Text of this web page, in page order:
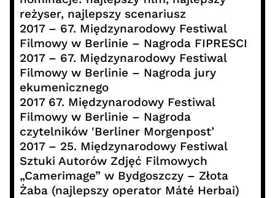
reżyser, najlepszy scenariusz
2017 – 67. Międzynarodowy Festiwal
Filmowy w Berlinie – Nagroda FIPRESCI
2017 – 67. Międzynarodowy Festiwal
Filmowy w Berlinie – Nagroda jury
ekumenicznego
2017 67. Międzynarodowy Festiwal
Filmowy w Berlinie – Nagroda
czytelników 'Berliner Morgenpost’
2017 – 25. Międzynarodowy Festiwal
Sztuki Autorów Zdjęć Filmowych
„Camerimage” w Bydgoszczy – Złota
Żaba (najlepszy operator Máté Herbai)